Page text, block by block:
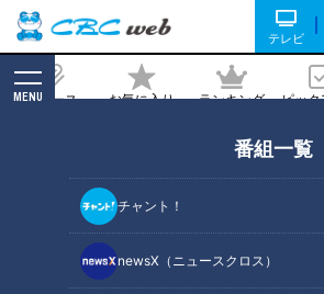
テレビ
ニュース お気に入り ランキング ピック
MENU
番組一覧
チャント！
newsX（ニュースクロス）
大久保佳代子が絞り出した答
2026/04/07 06:04